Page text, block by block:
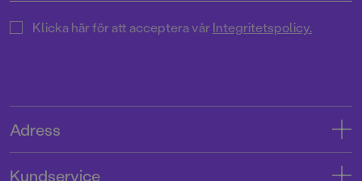
Klicka här för att acceptera vårIntegritetspolicy.
Adress
Kundservice